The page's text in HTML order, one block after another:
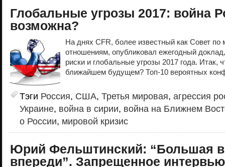
Глобальные угрозы 2017: война
возможна?
На днях CFR, более известный как Совет
отношениям, опубликовал ежегодный
риски и глобальные угрозы 2017 года. Итак,
ближайшем будущем? Топ-10 вероятных
Тэги Россия, США, Третья мировая, агрессия
Украине, война в сирии, война на Ближнем
о России, мировой кризис
Юрий Фельштинский: “Большая
впереди”. Запрещенное интервью